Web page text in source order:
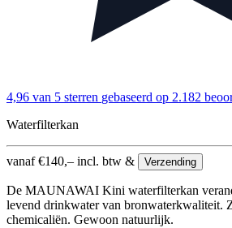
4,96 van 5 sterren gebaseerd op 2.182
Waterfilterkan
vanaf€140,– incl. btw & Verzending
De MAUNAWAI Kini waterfilterkan
levend drinkwater van bronwaterkwaliteit.
chemicaliën. Gewoon natuurlijk.